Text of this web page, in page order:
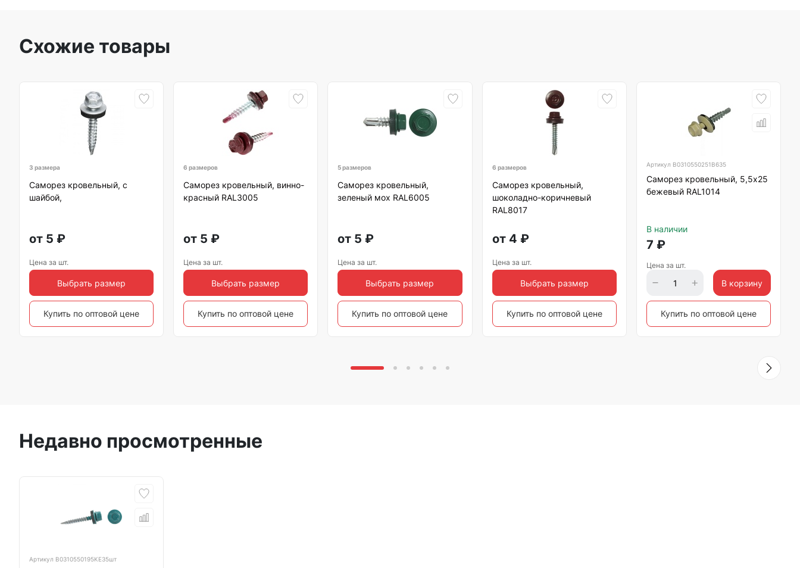
Схожие товары
3 размера
Саморез кровельный, с
шайбой,
от 5 ₽
Цена за шт.
Выбрать размер
Купить по оптовой цене
6 размеров
Саморез кровельный, винно-
красный RAL3005
от 5 ₽
Цена за шт.
Выбрать размер
Купить по оптовой цене
5 размеров
Саморез кровельный,
зеленый мох RAL6005
от 5 ₽
Цена за шт.
Выбрать размер
Купить по оптовой цене
6 размеров
Саморез кровельный,
шоколадно-коричневый
RAL8017
от 4 ₽
Цена за шт.
Выбрать размер
Купить по оптовой цене
Артикул B0310550251B635
Саморез кровельный, 5,5х25
бежевый RAL1014
В наличии
7 ₽
Цена за шт.
В корзину
Купить по оптовой цене
Недавно просмотренные
Артикул B0310550195KE35шт